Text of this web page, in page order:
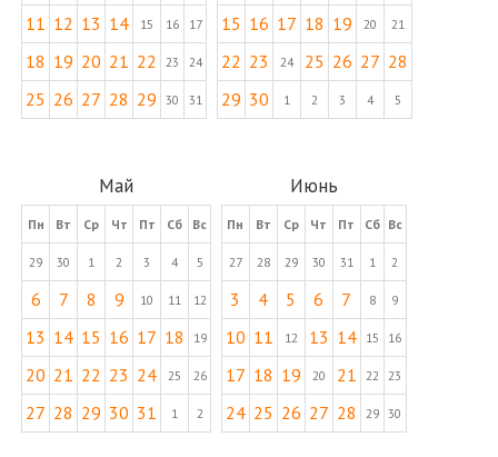
11 12 13 14 15 16 17
18 19 20 21 22 23 24
25 26 27 28 29 30 31
15 16 17 18 19 20 21
22 23 24 25 26 27 28
29 30 1 2 3 4 5
Май
Пн Вт Ср Чт Пт Сб Вс
29 30 1 2 3 4 5
6 7 8 9 10 11 12
13 14 15 16 17 18 19
20 21 22 23 24 25 26
27 28 29 30 31 1 2
Июнь
Пн Вт Ср Чт Пт Сб Вс
27 28 29 30 31 1 2
3 4 5 6 7 8 9
10 11 12 13 14 15 16
17 18 19 20 21 22 23
24 25 26 27 28 29 30